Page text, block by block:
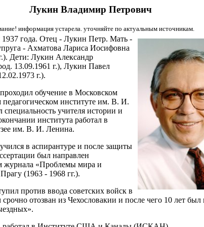
Лукин Владимир Петрович
информация устарела. уточняйте по актуальным источникам.
года. Отец - Лукин Петр. Мать -
- Ахматова Лариса Иосифовна
Дети: Лукин Александр
13.09.1961 г.), Лукин Павел
г.).
обучение в Московском
педагогическом институте им. В. И.
учителя истории и
института работал в
им. В. И. Ленина.
в аспирантуре и после защиты
был направлен
журнала «Проблемы мира и
(1963 - 1968 гг.).
против ввода советских войск в
отозван из Чехословакии и после чего 10 лет был